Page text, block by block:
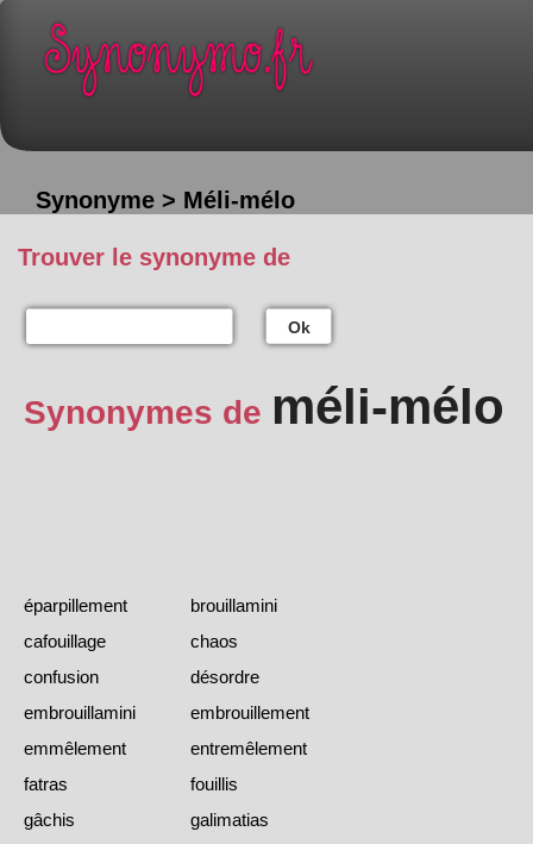
Synonyme > Méli-mélo
Trouver le synonyme de
Ok
Synonymes de méli-mélo
éparpillement
brouillamini
cafouillage
chaos
confusion
désordre
embrouillamini
embrouillement
emmêlement
entremêlement
fatras
fouillis
gâchis
galimatias